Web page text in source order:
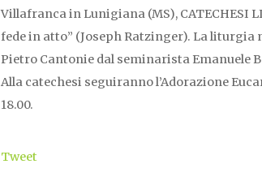
Villafranca in Lunigiana (MS), CATECHESI
fede in atto” (Joseph Ratzinger). La liturgia
Pietro Cantonie dal seminarista Emanuele
Alla catechesi seguiranno l’Adorazione
18.00.
Tweet